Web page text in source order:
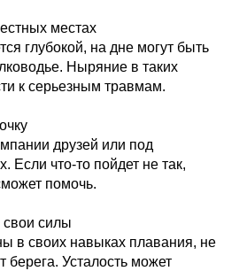
местах
глубокой, на дне могут быть
Ныряние в таких
к серьезным травмам.
друзей или под
Если что-то пойдет не так,
помочь.
силы
в своих навыках плавания, не
берега. Усталость может